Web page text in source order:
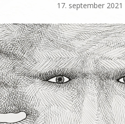
17. september 2021